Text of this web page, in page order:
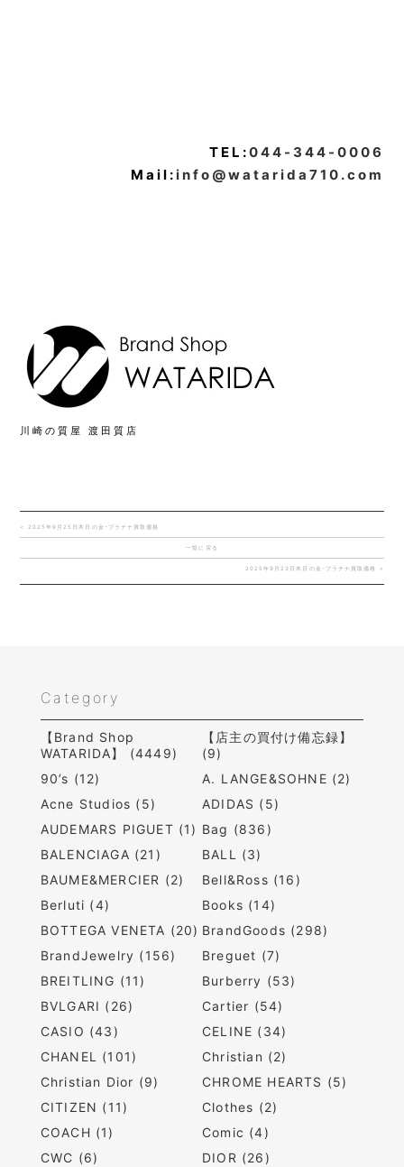
TEL:044-344-0006
Mail: info@watarida710.com
川崎の質屋 渡田質店
< 2025年9月25日本日の金･プラチナ買取価格
一覧に戻る
2025年9月23日本日の金･プラチナ買取価格 >
Category
【Brand Shop
WATARIDA】 (4449)
【店主の買付け備忘録】
(9)
90’s (12)
A. LANGE&SOHNE (2)
Acne Studios (5)
ADIDAS (5)
AUDEMARS PIGUET (1) Bag (836)
BALENCIAGA (21)
BALL (3)
BAUME&MERCIER (2)
Bell&Ross (16)
Berluti (4)
Books (14)
BOTTEGA VENETA (20) BrandGoods (298)
BrandJewelry (156)
Breguet (7)
BREITLING (11)
Burberry (53)
BVLGARI (26)
Cartier (54)
CASIO (43)
CELINE (34)
CHANEL (101)
Christian (2)
Christian Dior (9)
CHROME HEARTS (5)
CITIZEN (11)
Clothes (2)
COACH (1)
Comic (4)
CWC (6)
DIOR (26)